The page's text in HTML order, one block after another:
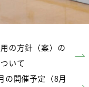
の方針（案）の
いて
の開催予定（8月